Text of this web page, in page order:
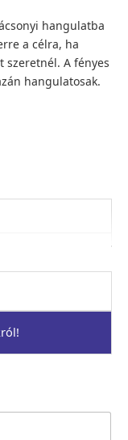
hangulatba
a célra, ha
szeretnél. A fényes
hangulatosak.